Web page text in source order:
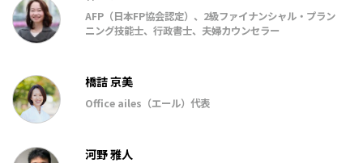
AFP（日本FP協会認定）、2級ファイナンシャル・プラン
ニング技能士、行政書士、夫婦カウンセラー
橋詰 京美
Office ailes（エール）代表
河野 雅人